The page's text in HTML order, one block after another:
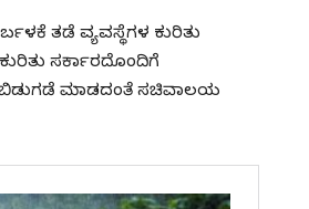
ತಡೆ ವ್ಯವಸ್ಥೆಗಳ ಕುರಿತು
ಸರ್ಕಾರದೊಂದಿಗೆ
ಬಿಡುಗಡೆ ಮಾಡದಂತೆ ಸಚಿವಾಲಯ